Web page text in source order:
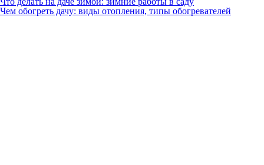
Чем обогреть дачу: виды отопления, типы обогревателей